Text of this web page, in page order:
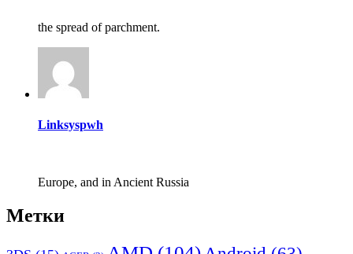
the spread of parchment.
Linksyspwh
Europe, and in Ancient Russia
Метки